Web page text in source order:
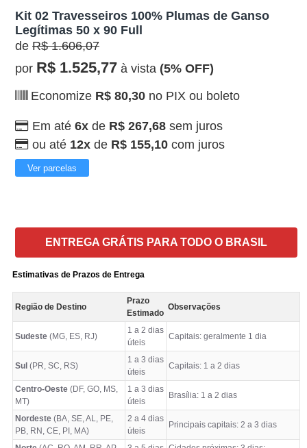
Kit 02 Travesseiros 100% Plumas de Ganso
Legítimas 50 x 90 Full
de R$ 1.606,07
por R$ 1.525,77 à vista (5% OFF)
Economize R$ 80,30 no PIX ou boleto
Em até 6x de R$ 267,68 sem juros
ou até 12x de R$ 155,10 com juros
Ver parcelas
ENTREGA GRÁTIS PARA TODO O BRASIL
Estimativas de Prazos de Entrega
Região de Destino
Prazo
Estimado
Observações
Sudeste (MG, ES, RJ)
1 a 2 dias
úteis
Capitais: geralmente 1 dia
Sul (PR, SC, RS)
1 a 3 dias
úteis
Capitais: 1 a 2 dias
Centro-Oeste (DF, GO, MS,
MT)
1 a 3 dias
úteis
Brasília: 1 a 2 dias
Nordeste (BA, SE, AL, PE,
PB, RN, CE, PI, MA)
2 a 4 dias
úteis
Principais capitais: 2 a 3 dias